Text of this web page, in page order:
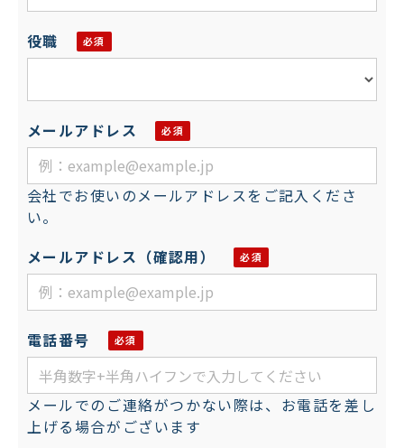
役職
メールアドレス
会社でお使いのメールアドレスをご記入くださ
い。
メールアドレス（確認用）
電話番号
メールでのご連絡がつかない際は、お電話を差し
上げる場合がございます